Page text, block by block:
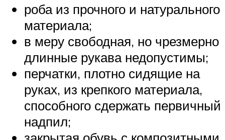
роба из прочного и натурального
материала;
в меру свободная, но чрезмерно
длинные рукава недопустимы;
перчатки, плотно сидящие на
руках, из крепкого материала,
способного сдержать первичный
надпил;